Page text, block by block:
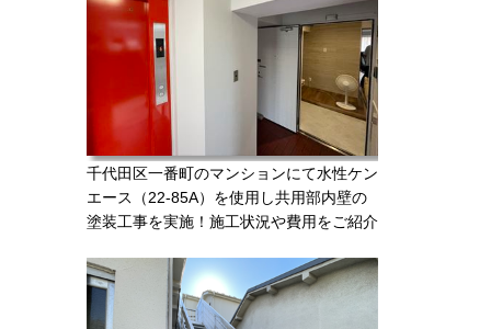
千代田区一番町のマンションにて水性ケン
エース（22-85A）を使用し共用部内壁の
塗装工事を実施！施工状況や費用をご紹介